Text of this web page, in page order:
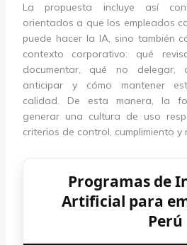
La propuesta incluye así
orientados a que los empleados
puede hacer la IA, sino también
contexto corporativo: qué
documentar, qué no delegar,
anticipar y cómo mantener
calidad. De esta manera, la
generar una cultura de uso
criterios de control, cumplimiento y
Programas de
Artificial para
Perú